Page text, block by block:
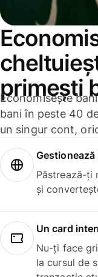
primești
Economisește
bani în peste 40
un singur cont,
Păstrează-ți
și
Un card
Nu-ți face
la cursul de